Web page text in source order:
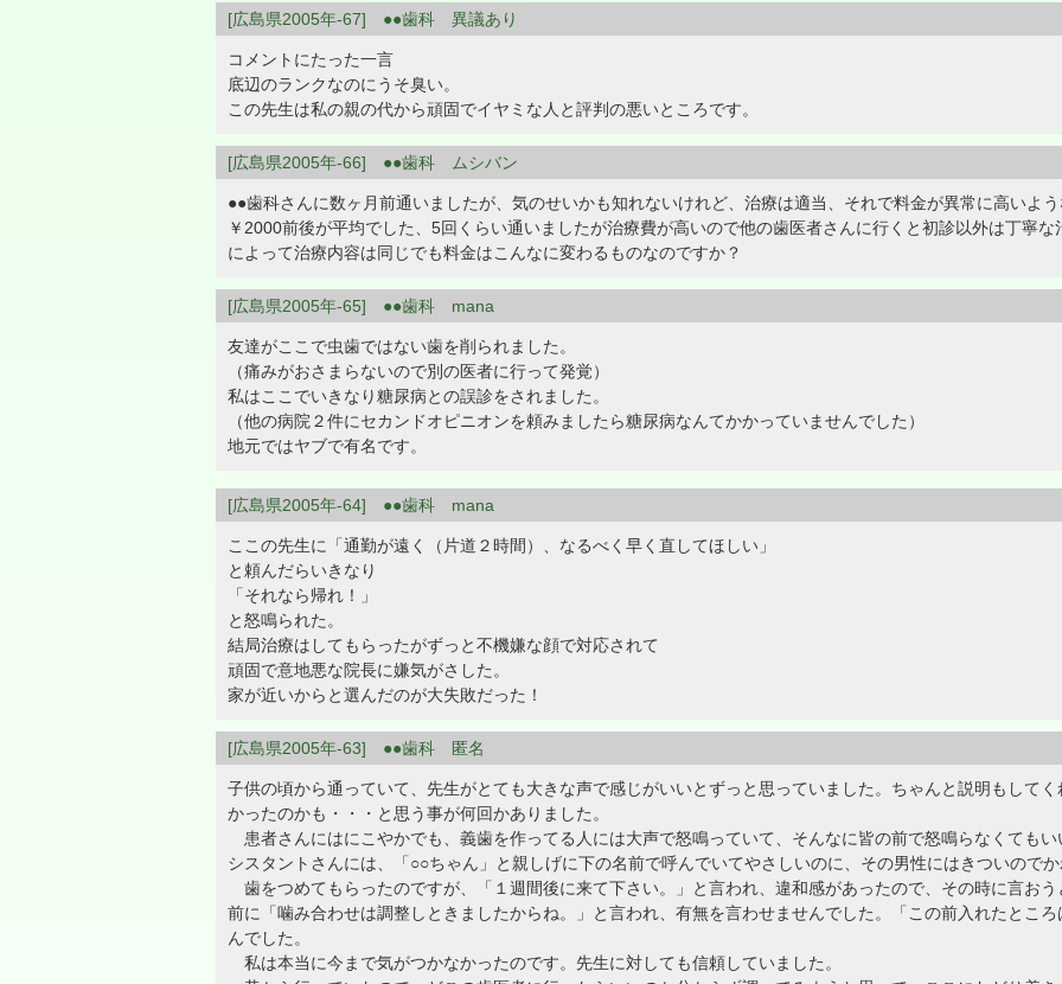
[広島県2005年-67] ●●歯科 異議あり
コメントにたった一言
底辺のランクなのにうそ臭い。
この先生は私の親の代から頑固でイヤミな人と評判の悪いところです。
[広島県2005年-66] ●●歯科 ムシバン
●●歯科さんに数ヶ月前通いましたが、気のせいかも知れないけれど、治療は適当、それで料金が異常に高いよ
￥2000前後が平均でした、5回くらい通いましたが治療費が高いので他の歯医者さんに行くと初診以外は丁寧
によって治療内容は同じでも料金はこんなに変わるものなのですか？
[広島県2005年-65] ●●歯科 mana
友達がここで虫歯ではない歯を削られました。
（痛みがおさまらないので別の医者に行って発覚）
私はここでいきなり糖尿病との誤診をされました。
（他の病院２件にセカンドオピニオンを頼みましたら糖尿病なんてかかっていませんでした）
地元ではヤブで有名です。
[広島県2005年-64] ●●歯科 mana
ここの先生に「通勤が遠く（片道２時間）、なるべく早く直してほしい」
と頼んだらいきなり
「それなら帰れ！」
と怒鳴られた。
結局治療はしてもらったがずっと不機嫌な顔で対応されて
頑固で意地悪な院長に嫌気がさした。
家が近いからと選んだのが大失敗だった！
[広島県2005年-63] ●●歯科 匿名
子供の頃から通っていて、先生がとても大きな声で感じがいいとずっと思っていました。ちゃんと説明もして
かったのかも・・・と思う事が何回かありました。
患者さんにはにこやかでも、義歯を作ってる人には大声で怒鳴っていて、そんなに皆の前で怒鳴らなくても
シスタントさんには、「○○ちゃん」と親しげに下の名前で呼んでいてやさしいのに、その男性にはきついので
歯をつめてもらったのですが、「１週間後に来て下さい。」と言われ、違和感があったので、その時に言お
前に「噛み合わせは調整しときましたからね。」と言われ、有無を言わせませんでした。「この前入れたとこ
んでした。
私は本当に今まで気がつかなかったのです。先生に対しても信頼していました。